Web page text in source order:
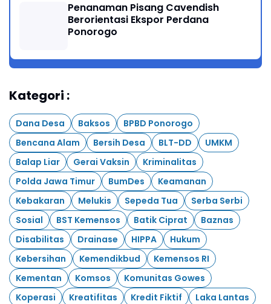
Penanaman Pisang Cavendish
Berorientasi Ekspor Perdana
Ponorogo
Kategori :
Dana Desa Baksos
BPBD Ponorogo
Bencana Alam
Bersih Desa BLT-DD
UMKM
Balap Liar
Gerai Vaksin
Kriminalitas
Polda Jawa Timur
BumDes
Keamanan
Kebakaran
Melukis Sepeda Tua
Serba Serbi
Sosial
BST Kemensos Batik Ciprat
Baznas
Disabilitas
Drainase HIPPA
Hukum
Kebersihan
Kemendikbud
Kemensos RI
Kementan
Komsos
Komunitas Gowes
Koperasi
Kreatifitas Kredit Fiktif
Laka Lantas